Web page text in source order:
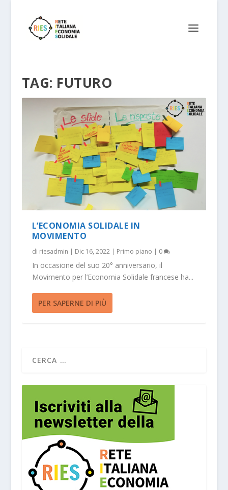
TAG: FUTURO
L’ECONOMIA SOLIDALE IN
MOVIMENTO
di riesadmin | Dic 16, 2022| Primo piano | 0
In occasione del suo 20° anniversario, il
Movimento per l’Economia Solidale francese ha...
PER SAPERNE DI PIÙ